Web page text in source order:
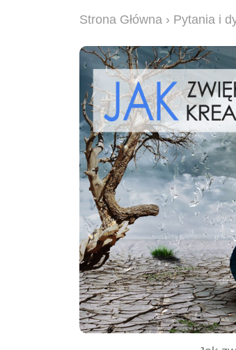
Strona Główna › Pytania i